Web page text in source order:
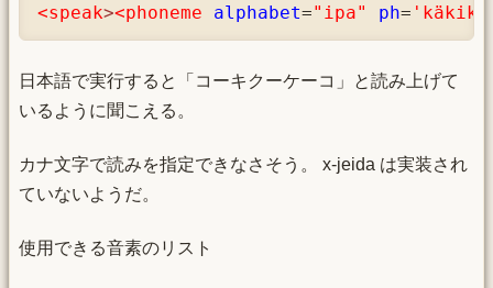
<speak><phoneme alphabet="ipa" ph=
日本語で実行すると「コーキクーケーコ」と読み上げて
いるように聞こえる。
カナ文字で読みを指定できなさそう。 x-jeida は実装され
ていないようだ。
使用できる音素のリスト